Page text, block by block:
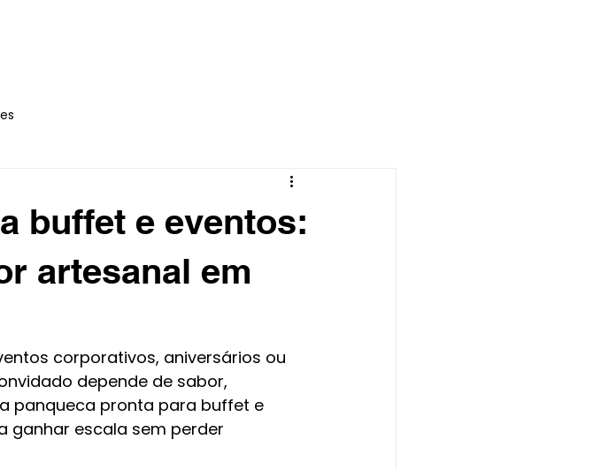
buffet e eventos:
artesanal em
corporativos, aniversários ou
depende de sabor,
panqueca pronta para buffet e
ganhar escala sem perder